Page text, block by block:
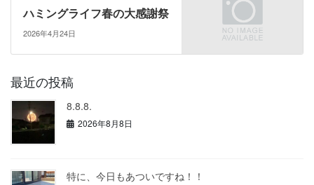
ハミングライフ春の大感謝祭
2026年4月24日
最近の投稿
8.8.8.
2026年8月8日
特に、今日もあついですね！！